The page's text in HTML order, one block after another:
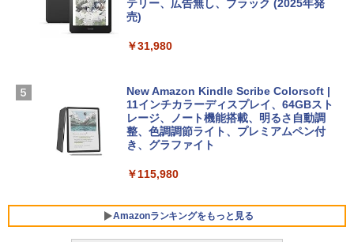
ン 15-fd 15.6インチ 16GBメモリ 512GB
SSD インテル Core 5
￥129,800
FMV ノートパソコン WE1-K3 (MS 365 P
ersonal/Copilotキー搭載/Win 11/15.6型/
Core i5/16GB/SSD 512GB/ホワイト) FM
VWK3E15W_AZ
ト): Java & Bedrock Edition | オンライ
￥3,600
FM TOWNS ハイパー・カタログ: 本体ハ
ェクトリストと最新エミュレータ紹介
テリー、広告無し、ブラック (2025年発
売)
￥31,980
New Amazon Kindle Scribe Colorsoft |
11インチカラーディスプレイ、64GBスト
レージ、ノート機能搭載、明るさ自動調
整、色調調節ライト、プレミアムペン付
き、グラファイト
￥115,980
Amazonランキングをもっと見る